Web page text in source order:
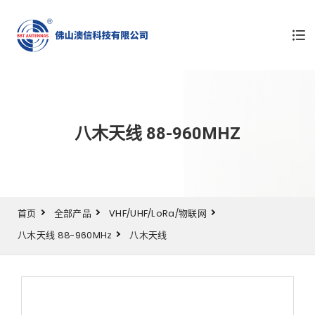
八木天线 88-960MHZ
首页 全部产品
VHF/UHF/LoRa/物联网
八木天线 88-960MHz
八木天线